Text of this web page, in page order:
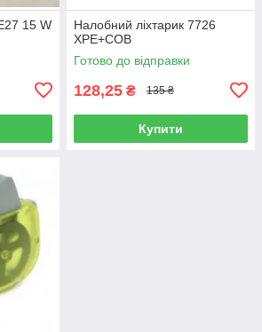
15 W
Налобний ліхтарик 7726
XPE+COB
Готово до відправки
128,25 ₴ 135 ₴
Купити